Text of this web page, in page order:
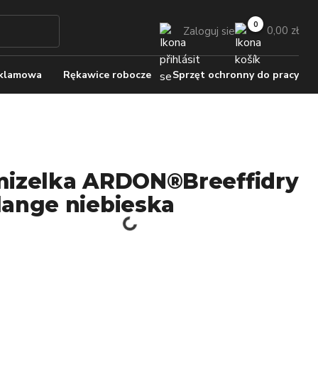
Zaloguj sie 0,00 zł
Rękawice robocze Sprzęt ochronny do pracy
ARDON®Breeffidry
niebieska